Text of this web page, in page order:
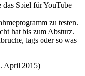
Spiel für YouTube
zu testen.
hat bis zum Absturz.
lags oder so was
April 2015)